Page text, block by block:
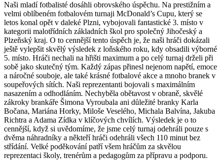
Naši mladí fotbalisté dosáhli obrovského úspěchu. Na prestižním a
velmi oblíbeném fotbalovém turnaji McDonald’s Cupu, který se
letos konal opět v daleké Plzni, vybojovali fantastické 3. místo v
kategorii malotřídních základních škol pro společný Jihočeský a
Plzeňský kraj. O to cennější tento úspěch je, že naši hráči dokázali
ještě vylepšit skvělý výsledek z loňského roku, kdy obsadili výborné
5. místo. Hráči nechali na hřišti maximum a po celý turnaj drželi při
sobě jako skutečný tým. Každý zápas přinesl nejenom napětí, emoce
a náročné souboje, ale také krásné fotbalové akce a mnoho branek v
soupeřových sítích. Naši reprezentanti bojovali s maximálním
nasazením a odhodláním. Nechyběla obětavost v obraně, skvělé
zákroky brankáře Šimona Vyroubala ani důležité branky Karla
Bočana, Mariána Horky, Miloše Veselého, Michala Balvína, Jakuba
Richtra a Adama Zídka v klíčových chvílích. Výsledek je o to
cennější, když si uvědomíme, že jsme celý turnaj odehráli pouze s
dvěma náhradníky a někteří hráči odehráli všech 110 minut bez
střídání. Velké poděkování patří všem hráčům za skvělou
reprezentaci školy, trenérům a pedagogům za přípravu a podporu.